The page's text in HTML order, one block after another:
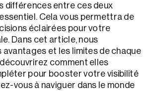
différences entre ces deux
Cela vous permettra de
éclairées pour votre
Dans cet article, nous
et les limites de chaque
comment elles
pour booster votre visibilité
vous à naviguer dans le monde